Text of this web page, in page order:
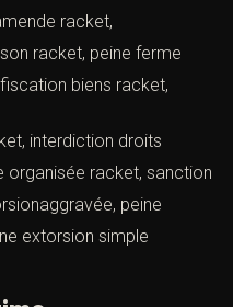
constat huissier racket,
vidéo
témoinracket,
numérique racket,
sociaux racket,
racket,
racket